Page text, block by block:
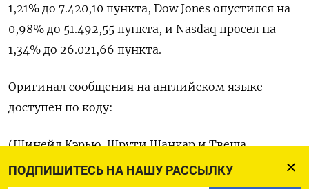
ПОДПИШИТЕСЬ НА НАШУ РАССЫЛКУ
1,21% до 7.420,10 пункта, Dow Jones опустился на
0,98% до 51.492,55 пункта, и Nasdaq ​просел на
⁠1,34% до 26.021,66 пункта.
Оригинал сообщения ‌на английском языке
‌доступен по коду:
(Шинейд Кэрью, ​Шрути Шанкар и ‌Твеша
Дикшит)